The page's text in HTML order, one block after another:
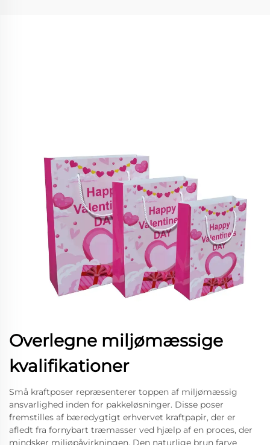
Overlegne miljømæssige
kvalifikationer
Små kraftposer repræsenterer toppen af miljømæssig
ansvarlighed inden for pakkeløsninger. Disse poser
fremstilles af bæredygtigt erhvervet kraftpapir, der er
afledt fra fornybart træmasser ved hjælp af en proces, der
mindsker miljøpåvirkningen. Den naturlige brun farve